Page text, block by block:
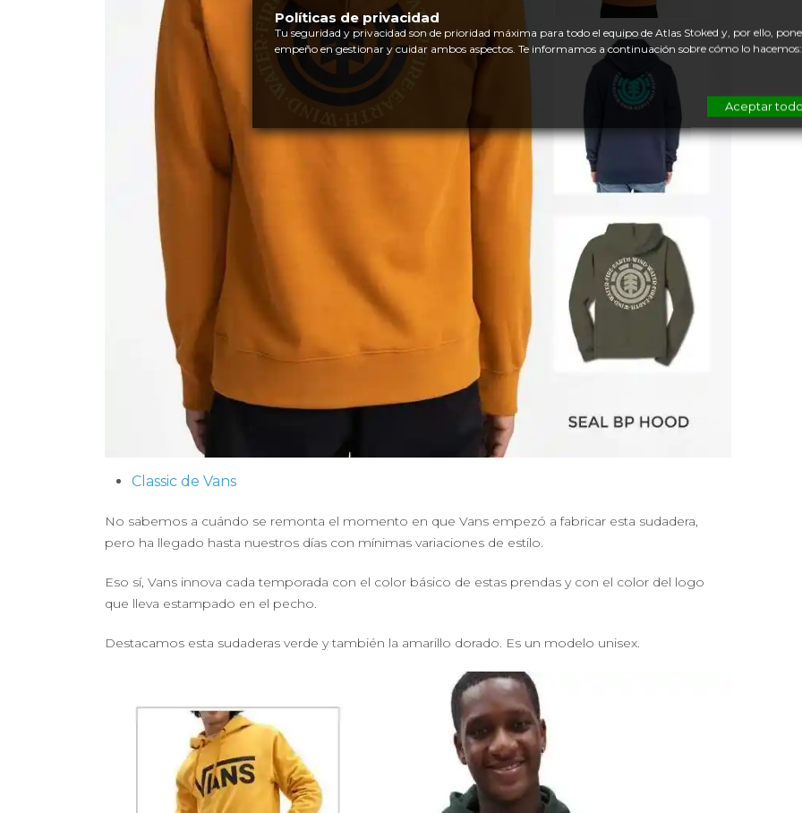
Classic de Vans
No sabemos a cuándo se remonta el momento en que Vans empezó a fabricar esta sudadera,
pero ha llegado hasta nuestros días con mínimas variaciones de estilo.
Eso sí, Vans innova cada temporada con el color básico de estas prendas y con el color del logo
que lleva estampado en el pecho.
Destacamos esta sudaderas verde y también la amarillo dorado. Es un modelo unisex.
Políticas de privacidad
Tu seguridad y privacidad son de prioridad máxima para todo el equipo de Atlas Stoked y, por ello,
empeño en gestionar y cuidar ambos aspectos. Te informamos a continuación sobre cómo lo hacemos:
Aceptar todo